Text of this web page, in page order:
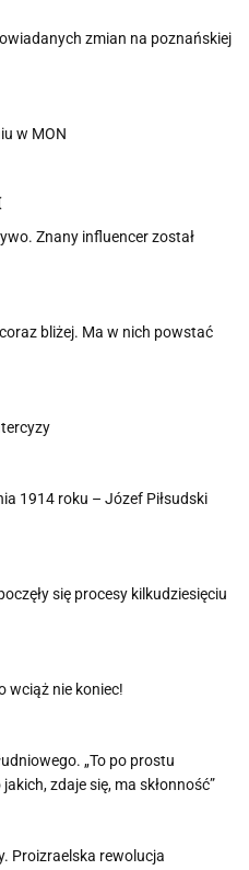
zmian na poznańskiej
w MON
Znany influencer został
bliżej. Ma w nich powstać
1914 roku – Józef Piłsudski
się procesy kilkudziesięciu
wciąż nie koniec!
„To po prostu
zdaje się, ma skłonność”
Proizraelska rewolucja